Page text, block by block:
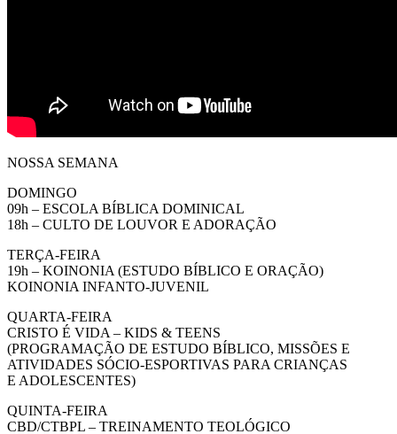
NOSSA SEMANA
DOMINGO
09h – ESCOLA BÍBLICA DOMINICAL
18h – CULTO DE LOUVOR E ADORAÇÃO
TERÇA-FEIRA
19h – KOINONIA (ESTUDO BÍBLICO E ORAÇÃO)
KOINONIA INFANTO-JUVENIL
QUARTA-FEIRA
CRISTO É VIDA – KIDS & TEENS
(PROGRAMAÇÃO DE ESTUDO BÍBLICO, MISSÕES E
ATIVIDADES SÓCIO-ESPORTIVAS PARA CRIANÇAS
E ADOLESCENTES)
QUINTA-FEIRA
CBD/CTBPL – TREINAMENTO TEOLÓGICO